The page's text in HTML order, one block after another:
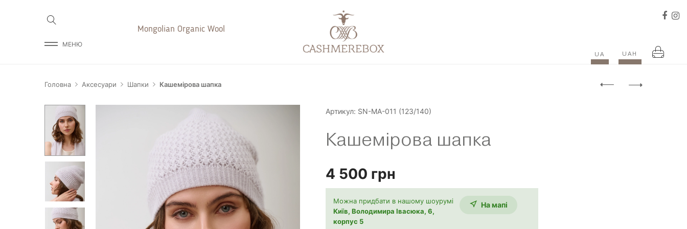
МЕНЮ
Mongolian Organic Wool
UA UAH
Головна Аксесуари Шапки Кашемірова шапка
Артикул: SN-MA-011 (123/140)
Кашемірова шапка
4 500 грн
Можна придбати в нашому шоурумі
Київ, Володимира Івасюка, 6,
корпус 5
На мапi